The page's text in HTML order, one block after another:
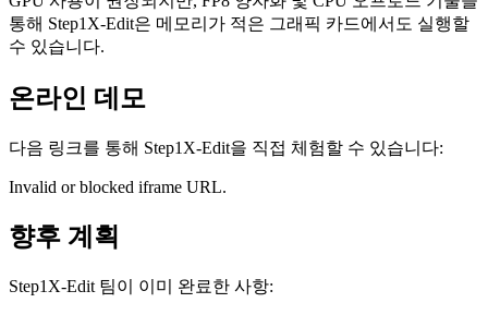
통해 Step1X-Edit은 메모리가 적은 그래픽 카드에서도 실행할
수 있습니다.
온라인 데모
다음 링크를 통해 Step1X-Edit을 직접 체험할 수 있습니다:
Invalid or blocked iframe URL.
향후 계획
Step1X-Edit 팀이 이미 완료한 사항: